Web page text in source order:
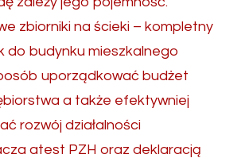
zbiorniki na ścieki – kompletny
do budynku mieszkalnego
uporządkować budżet
a także efektywniej
rozwój działalności
atest PZH oraz deklaracją